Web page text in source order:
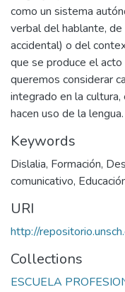
como un sistema
verbal del hablante,
accidental) o del
que se produce el
queremos considerar
integrado en la
hacen uso de la lengua.
Keywords
Dislalia, Formación,
comunicativo,
URI
http://
Collections
ESCUELA